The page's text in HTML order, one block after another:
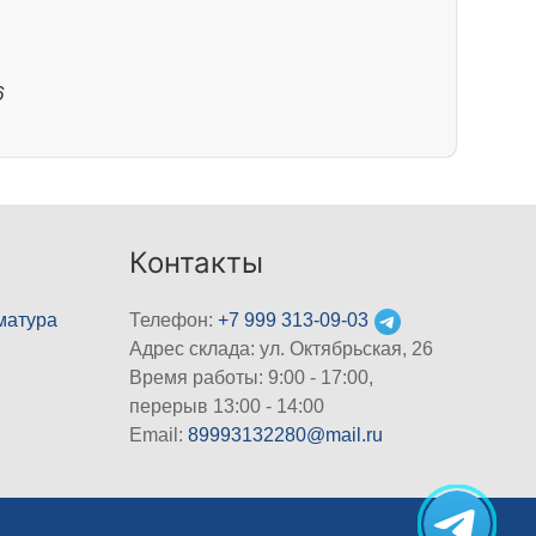
Контакты
Телефон:+7 999 313-09-03
Адрес склада: ул. Октябрьская, 26
Время работы: 9:00 - 17:00,
перерыв 13:00 - 14:00
Email:89993132280@mail.ru